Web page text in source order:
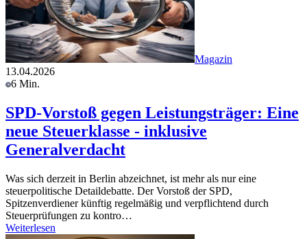
Magazin
13.04.2026
6 Min.
SPD-Vorstoß gegen Leistungsträger: Eine
neue Steuerklasse - inklusive
Generalverdacht
Was sich derzeit in Berlin abzeichnet, ist mehr als nur eine
steuerpolitische Detaildebatte. Der Vorstoß der SPD,
Spitzenverdiener künftig regelmäßig und verpflichtend durch
Steuerprüfungen zu kontro…
Weiterlesen